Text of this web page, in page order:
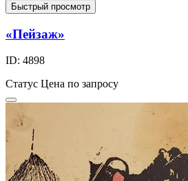
Быстрый просмотр
«Пейзаж»
ID: 4898
Статус Цена по запросу